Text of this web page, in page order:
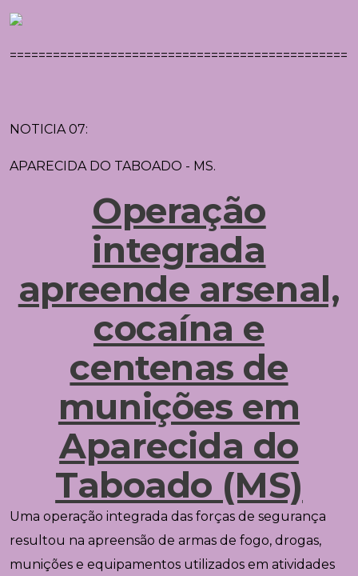
NOTICIA 07:
APARECIDA DO TABOADO - MS.
Operação
integrada
apreende arsenal,
cocaína e
centenas de
munições em
Aparecida do
Taboado (MS)
Uma operação integrada das forças de segurança
resultou na apreensão de armas de fogo, drogas,
munições e equipamentos utilizados em atividades